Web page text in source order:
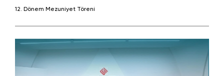
12. Dönem Mezuniyet Töreni